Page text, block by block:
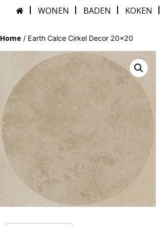
WONEN BADEN KOKEN
Home / Earth Calce Cirkel Decor 20×20